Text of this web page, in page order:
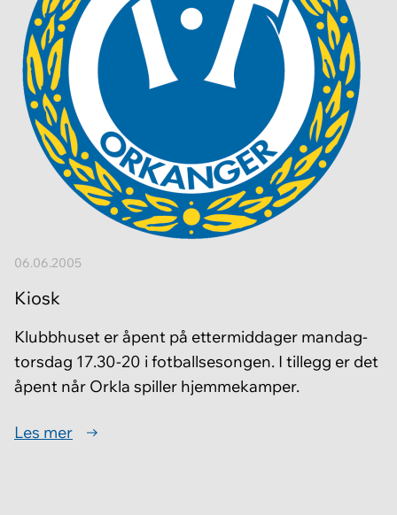
06.06.2005
Kiosk
Klubbhuset er åpent på ettermiddager mandag-
torsdag 17.30-20 i fotballsesongen. I tillegg er det
åpent når Orkla spiller hjemmekamper.
Les mer